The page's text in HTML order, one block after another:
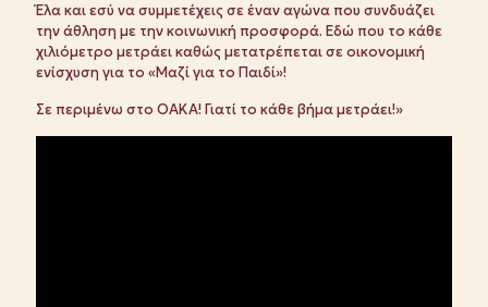
Έλα και εσύ να συμμετέχεις σε έναν αγώνα που συνδυάζει
την άθληση με την κοινωνική προσφορά. Εδώ που το κάθε
χιλιόμετρο μετράει καθώς μετατρέπεται σε οικονομική
ενίσχυση για το «Μαζί για το Παιδί»!
Σε περιμένω στο ΟΑΚΑ! Γιατί το κάθε βήμα μετράει!»